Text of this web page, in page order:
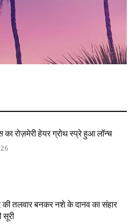
का रोज़मेरी हेयर ग्रोथ स्प्रे हुआ लॉन्च
की तलवार बनकर नशे के दानव का संहार
सूरी